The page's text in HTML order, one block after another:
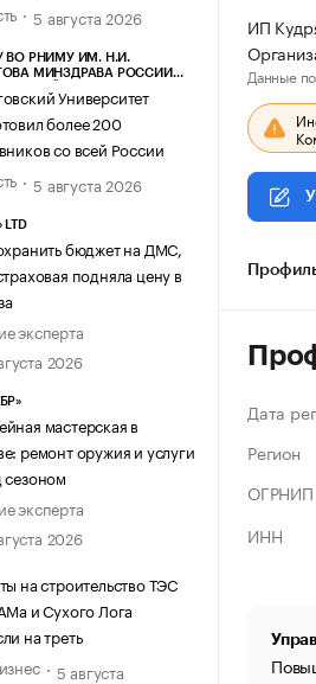
5 августа 2026
ВО РНИМУ ИМ. Н.И.
МИНЗДРАВА РОССИИ
Университет
более 200
со всей России
5 августа 2026
LTD
бюджет на ДМС,
подняла цену в
эксперта
2026
мастерская в
ремонт оружия и услуги
сезоном
эксперта
2026
на строительство ТЭС
и Сухого Лога
на треть
5 августа
ИП
Данные
Дата
Регион
ОГРНИП
ИНН